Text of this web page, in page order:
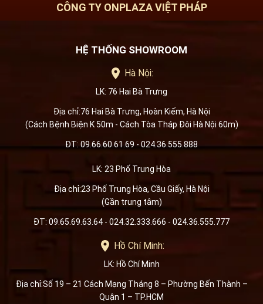
CÔNG TY ONPLAZA VIỆT PHÁP
HỆ THỐNG SHOWROOM
Hà Nội:
LK: 76 Hai Bà Trưng
Địa chỉ:76 Hai Bà Trưng, Hoàn Kiếm, Hà Nội
(Cách Bệnh Biện K 50m - Cách Tòa Tháp Đôi Hà Nội 60m)
ĐT: 09.66.60.61.69 - 024.36.555.888
LK: 23 Phố Trung Hòa
Địa chỉ:23 Phố Trung Hòa, Cầu Giấy, Hà Nội
(Gần trung tâm)
ĐT: 09.65.69.63.64 - 024.32.333.666 - 024.36.555.777
Hồ Chí Minh:
LK: Hồ Chí Minh
Địa chỉ:Số 19 – 21 Cách Mạng Tháng 8 – Phường Bến Thành –
Quận 1 – TP.HCM